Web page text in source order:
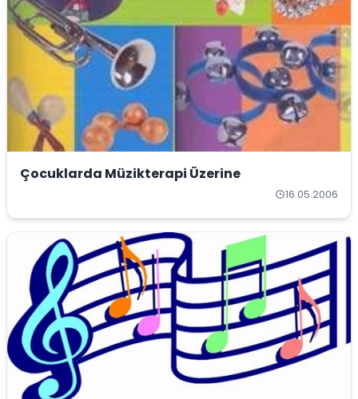
Çocuklarda Müzikterapi Üzerine
16.05.2006